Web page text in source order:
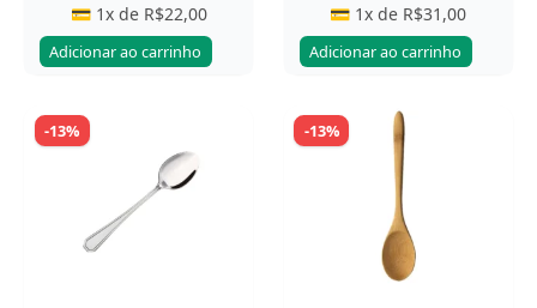
💳 1x de R$22,00
Adicionar ao carrinho
💳 1x de R$31,00
Adicionar ao carrinho
-13% -13%